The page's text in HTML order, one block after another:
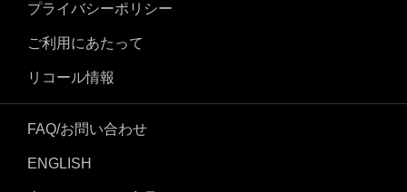
プライバシーポリシー
ご利用にあたって
リコール情報
FAQ/お問い合わせ
ENGLISH